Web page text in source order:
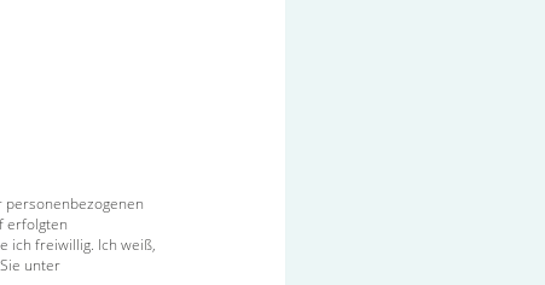
erfolgten
ich freiwillig. Ich weiß,
unter